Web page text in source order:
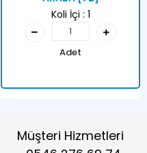
Koli İçi : 1
Adet
Müşteri Hizmetleri